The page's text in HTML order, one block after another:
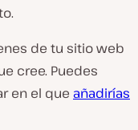
de tu sitio web
cree. Puedes
en el que añadirías